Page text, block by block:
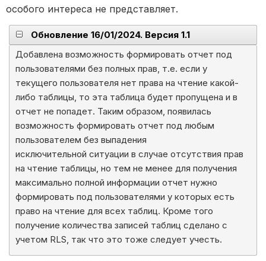
особого интереса не представляет.
Обновление 16/01/2024. Версия 1.1
Добавлена возможность формировать отчет под
пользователями без полных прав, т.е. если у
текущего пользователя нет права на чтение какой-
либо таблицы, то эта таблица будет пропущена и в
отчет не попадет. Таким образом, появилась
возможность формировать отчет под любым
пользователем без выпадения
исключительной ситуации в случае отсутствия прав
на чтение таблицы, но тем не менее для получения
максимально полной информации отчет нужно
формировать под пользователями у которых есть
право на чтение для всех таблиц. Кроме того
получение количества записей таблиц сделано с
учетом RLS, так что это тоже следует учесть.